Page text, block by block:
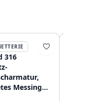
316
Messing